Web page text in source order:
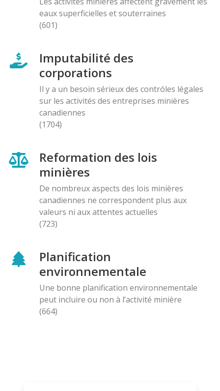
eaux superficielles et souterraines
(601)
Imputabilité des
corporations
Il y a un besoin sérieux des contróles légales
sur les activités des entreprises minières
canadiennes
(1704)
Reformation des lois
minières
De nombreux aspects des lois minières
canadiennes ne correspondent plus aux
valeurs ni aux attentes actuelles
(723)
Planification
environnementale
Une bonne planification environnementale
peut incluire ou non à l’activité minière
(664)